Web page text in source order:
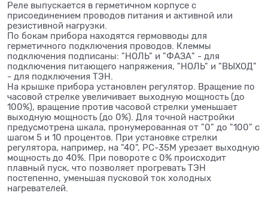
Реле выпускается в герметичном корпусе с
присоединением проводов питания и активной или
резистивной нагрузки.
По бокам прибора находятся гермовводы для
герметичного подключения проводов. Клеммы
подключения подписаны: "НОЛЬ" и "ФАЗА" - для
подключения питающего напряжения, "НОЛЬ" и "ВЫХОД"
- для подключения ТЭН.
На крышке прибора установлен регулятор. Вращение по
часовой стрелке увеличивает выходную мощность (до
100%), вращение против часовой стрелки уменьшает
выходную мощность (до 0%). Для точной настройки
предусмотрена шкала, пронумерованная от "0" до "100" с
шагом 5 и 10 процентов. При установке стрелки
регулятора, например, на "40", РС-35М урезает выходную
мощность до 40%. При повороте с 0% происходит
плавный пуск, что позволяет прогревать ТЭН
постепенно, уменьшая пусковой ток холодных
нагревателей.